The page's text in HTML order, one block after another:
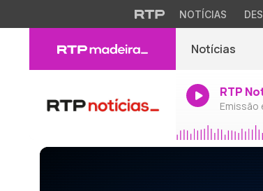
NOTÍCIAS
Notícias
RTP
Emissão